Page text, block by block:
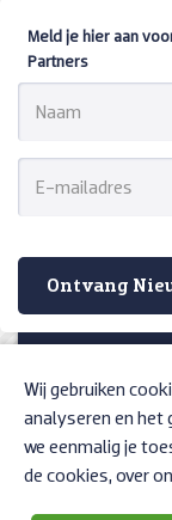
Meld je hier aan
Partners
mailadres *
Ontvang
3311
078-
Wij gebruiken
analyseren en het
we eenmalig je
de cookies, over